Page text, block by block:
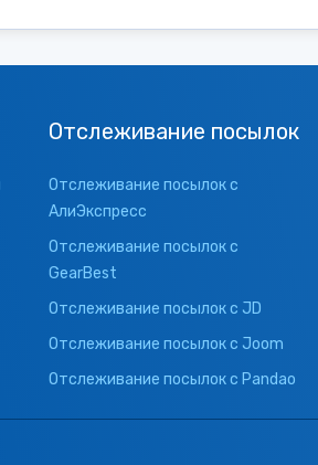
Отслеживание посылок
Отслеживание посылок с
АлиЭкспресс
Отслеживание посылок с
GearBest
Отслеживание посылок с JD
Отслеживание посылок с Joom
Отслеживание посылок с Pandao